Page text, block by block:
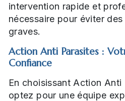
intervention rapide et
nécessaire pour éviter
graves.
Action Anti Parasites :
Confiance
En choisissant Action Anti
optez pour une équipe